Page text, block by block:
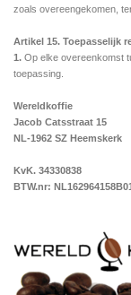
zoals overeengekomen,
Artikel 15. Toepasselijk
1. Op elke overeenkomst
toepassing.
Wereldkoffie
Jacob Catsstraat 15
NL-1962 SZ Heemskerk
KvK. 34330838
BTW.nr: